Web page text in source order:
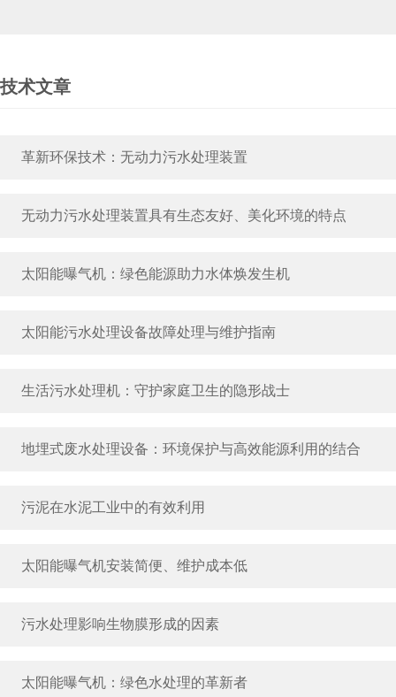
技术文章
革新环保技术：无动力污水处理装置
无动力污水处理装置具有生态友好、美化环境的特点
太阳能曝气机：绿色能源助力水体焕发生机
太阳能污水处理设备故障处理与维护指南
生活污水处理机：守护家庭卫生的隐形战士
地埋式废水处理设备：环境保护与高效能源利用的结合
污泥在水泥工业中的有效利用
太阳能曝气机安装简便、维护成本低
污水处理影响生物膜形成的因素
太阳能曝气机：绿色水处理的革新者